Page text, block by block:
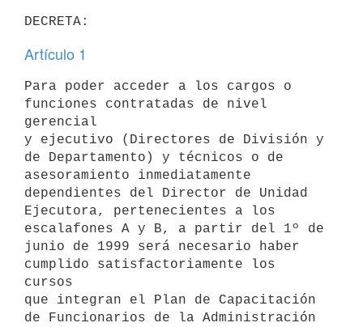
Artículo 1
Para poder acceder a los cargos o
funciones contratadas de nivel
gerencial
y ejecutivo (Directores de División y
de Departamento) y técnicos o de
asesoramiento inmediatamente
dependientes del Director de Unidad
Ejecutora, pertenecientes a los
escalafones A y B, a partir del 1º de
junio de 1999 será necesario haber
cumplido satisfactoriamente los
cursos
que integran el Plan de Capacitación
de Funcionarios de la Administración